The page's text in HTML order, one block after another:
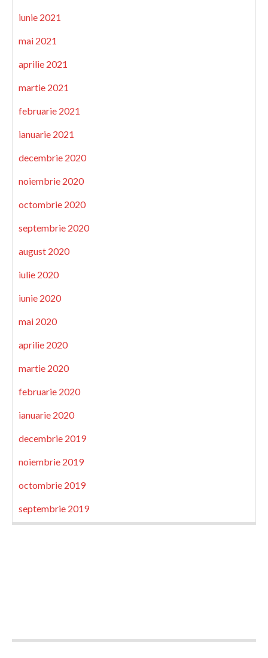
iunie 2021
mai 2021
aprilie 2021
martie 2021
februarie 2021
ianuarie 2021
decembrie 2020
noiembrie 2020
octombrie 2020
septembrie 2020
august 2020
iulie 2020
iunie 2020
mai 2020
aprilie 2020
martie 2020
februarie 2020
ianuarie 2020
decembrie 2019
noiembrie 2019
octombrie 2019
septembrie 2019